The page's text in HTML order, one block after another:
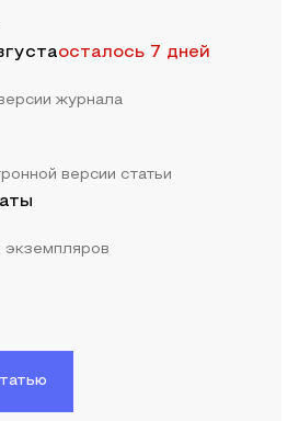
осталось 7 дней
журнала
версии статьи
экземпляров